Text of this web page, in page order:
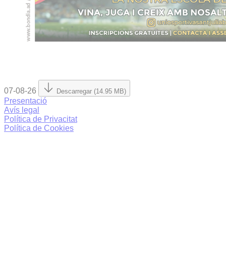
07-08-26 Descarregar (14.95 MB)
Presentació
Avís legal
Política de Privacitat
Política de Cookies